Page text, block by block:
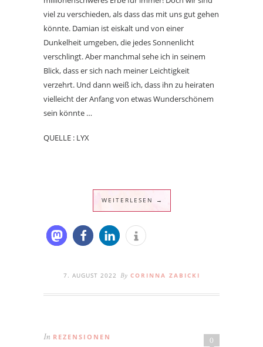
viel zu verschieden, als dass das mit uns gut gehen
könnte. Damian ist eiskalt und von einer
Dunkelheit umgeben, die jedes Sonnenlicht
verschlingt. Aber manchmal sehe ich in seinem
Blick, dass er sich nach meiner Leichtigkeit
verzehrt. Und dann weiß ich, dass ihn zu heiraten
vielleicht der Anfang von etwas Wunderschönem
sein könnte …
QUELLE : LYX
WEITERLESEN →
7. AUGUST 2022 By CORINNA ZABICKI
0
In REZENSIONEN